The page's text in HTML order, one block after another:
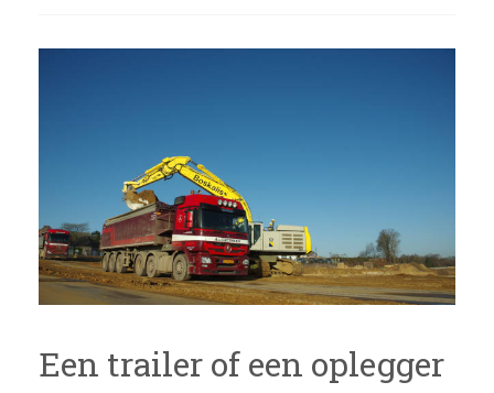
Een trailer of een oplegger